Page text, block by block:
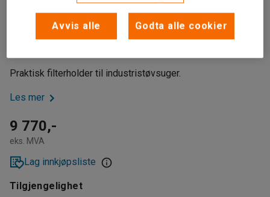
Til industriell støvsuger
Praktisk filterholder til industristøvsuger.
Les mer
9 770,-
eks. MVA
Lag innkjøpsliste
Tilgjengelighet
Avvis alle Godta alle cookier